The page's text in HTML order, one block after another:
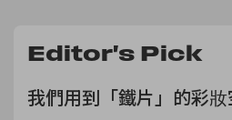
Editor's Pick
我們用到「鐵片」的彩